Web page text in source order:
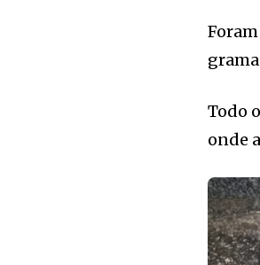
Todo
onde